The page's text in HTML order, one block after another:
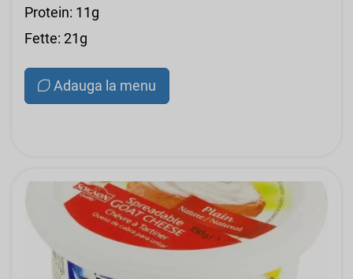
Protein: 11g
Fette: 21g
Adauga la menu